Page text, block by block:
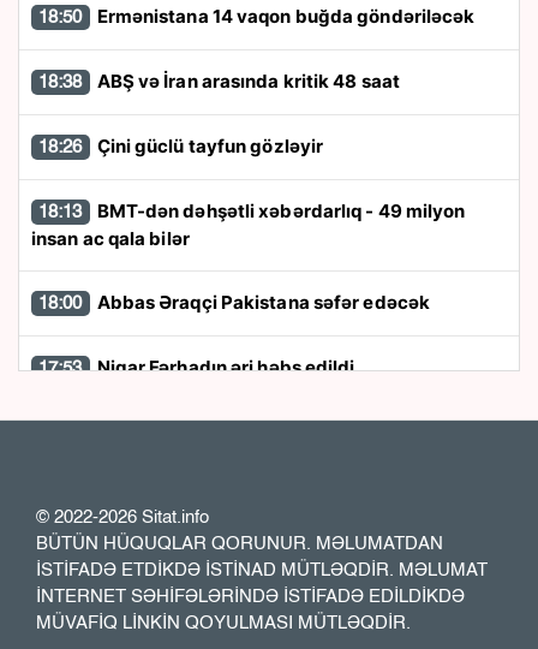
18:50 Ermənistana 14 vaqon buğda göndəriləcək
18:38 ABŞ və İran arasında kritik 48 saat
18:26 Çini güclü tayfun gözləyir
18:13
insan ac qala bilər
18:00 Abbas Əraqçi Pakistana səfər edəcək
17:53 Nigar Fərhadın əri həbs edildi
17:36 “Patriot” raketləri ilə bağlı rədd cavabı aldı
17:23 Bu klubların adları dəyişdirildi
© 2022-2026 Sitat.info
BÜTÜN HÜQUQLAR QORUNUR. MƏLUMATDAN
İSTİFADƏ ETDİKDƏ İSTİNAD MÜTLƏQDİR. MƏLUMAT
İNTERNET SƏHİFƏLƏRİNDƏ İSTİFADƏ EDİLDİKDƏ
MÜVAFİQ LİNKİN QOYULMASI MÜTLƏQDİR.